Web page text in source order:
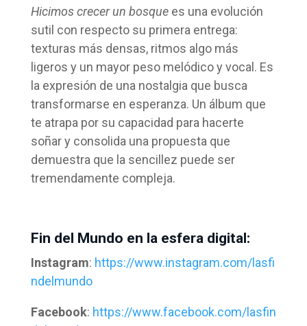
Hicimos crecer un bosque es una evolución
sutil con respecto su primera entrega:
texturas más densas, ritmos algo más
ligeros y un mayor peso melódico y vocal. Es
la expresión de una nostalgia que busca
transformarse en esperanza. Un álbum que
te atrapa por su capacidad para hacerte
soñar y consolida una propuesta que
demuestra que la sencillez puede ser
tremendamente compleja.
Fin del Mundo en la esfera digital:
Instagram: https://www.instagram.com/lasfi
ndelmundo
Facebook: https://www.facebook.com/lasfin